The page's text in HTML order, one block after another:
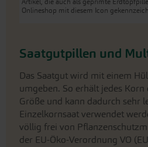
Artikel, die auch als geprimte
Onlineshop mit diesem Icon
Saatgutpillen und
Das Saatgut wird mit einem
umgeben. So erhält jedes
Größe und kann dadurch sehr
Einzelkornsaat verwendet
völlig frei von
der EU-Öko-Verordnung VO